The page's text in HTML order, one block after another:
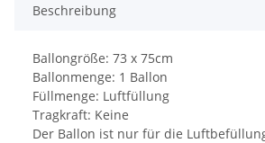
Beschreibung
Ballongröße: 73 x 75cm
Ballonmenge: 1 Ballon
Füllmenge: Luftfüllung
Tragkraft: Keine
Der Ballon ist nur für die